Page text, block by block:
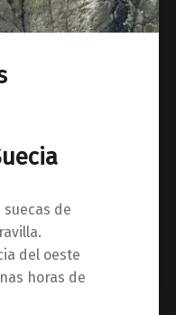
de
del oeste
horas de